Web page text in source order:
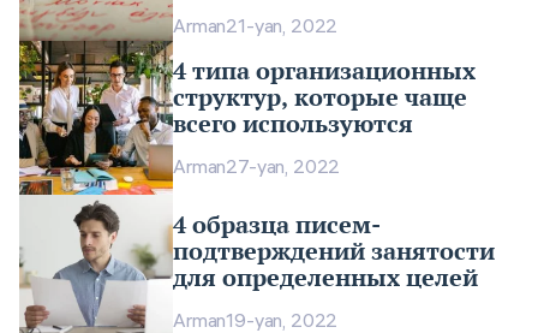
Arman21-yan, 2022
4 типа организационных
структур, которые чаще
всего используются
Arman27-yan, 2022
4 образца писем-
подтверждений занятости
для определенных целей
Arman19-yan, 2022